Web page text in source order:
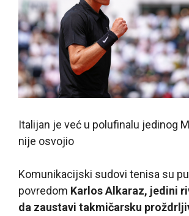
Italijan je već u polufinalu jedinog
nije osvojio
Komunikacijski sudovi tenisa su
povredom Karlos Alkaraz, jedini
da zaustavi takmičarsku